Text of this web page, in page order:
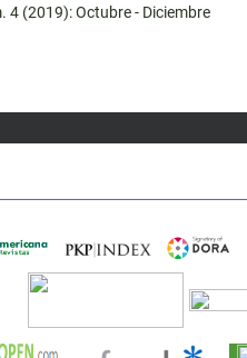
4 (2019): Octubre - Diciembre